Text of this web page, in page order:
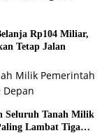
Rp104 Miliar,
Tetap Jalan
Seluruh Tanah Milik
Lambat Tiga